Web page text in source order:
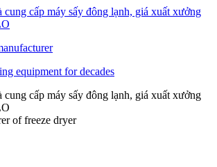
equipment for decades
of freeze dryer